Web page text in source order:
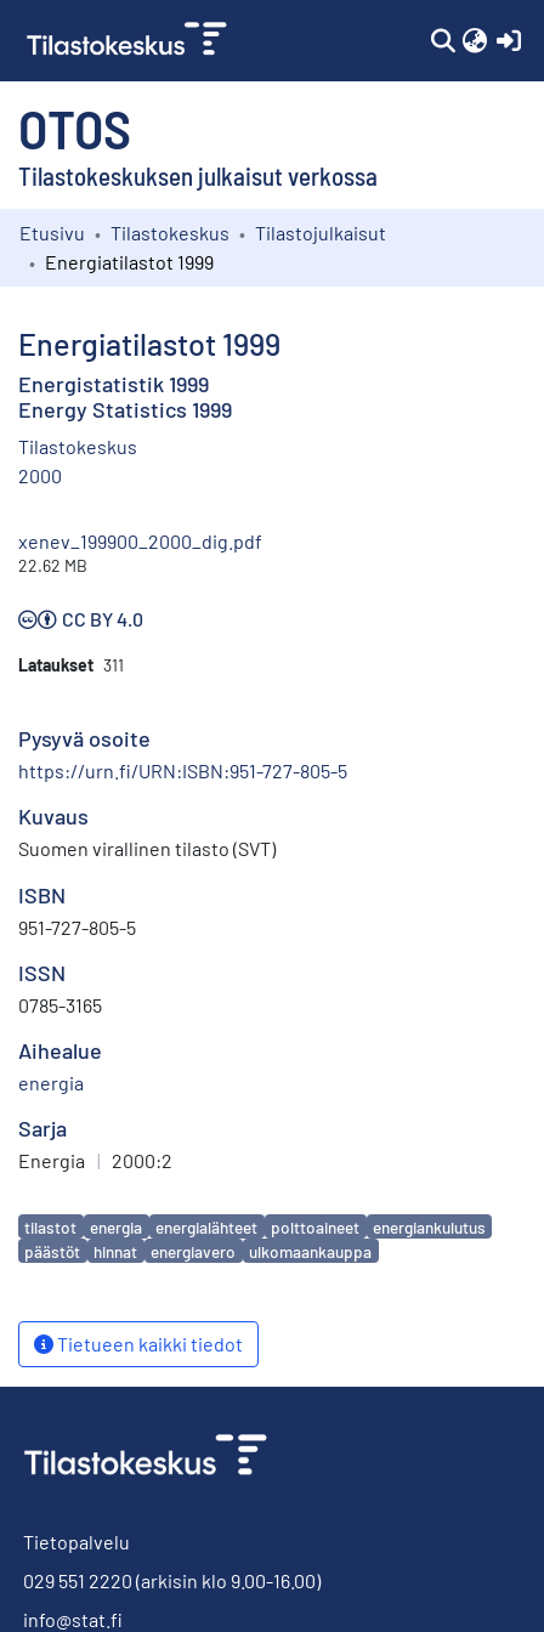
OTOS
Tilastokeskuksen julkaisut verkossa
Kokoelmat
Etusivu Tilastokeskus
Tilastojulkaisut
Energiatilastot 1999
Energiatilastot 1999
Energistatistik 1999
Energy Statistics 1999
Tilastokeskus
2000
xenev_199900_2000_dig.pdf
22.62 MB
CC BY 4.0
Lataukset 311
Pysyvä osoite
https://urn.fi/URN:ISBN:951-727-805-5
Kuvaus
Suomen virallinen tilasto (SVT)
ISBN
951-727-805-5
ISSN
0785-3165
Aihealue
energia
Sarja
Energia | 2000:2
Avainsanat
tilastot energia energialähteet polttoaineet
energiankulutus
päästöt
hinnat energiavero ulkomaankauppa
Tietueen kaikki tiedot
Tietopalvelu
029 551 2220 (arkisin klo 9.00-16.00)
info@stat.fi